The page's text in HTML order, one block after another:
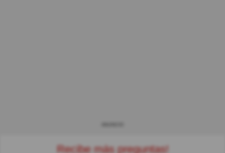
Recibe más preguntas!